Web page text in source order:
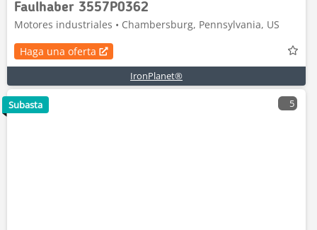
Faulhaber 3557P0362
Motores industriales • Chambersburg, Pennsylvania, US
Haga una oferta
IronPlanet®
5
Subasta